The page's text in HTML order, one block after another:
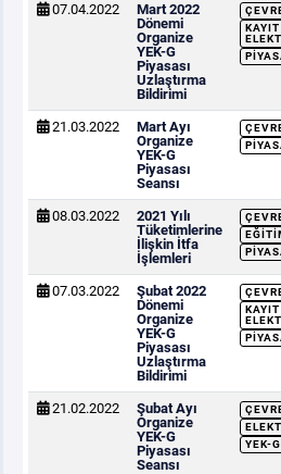
07.04.2022
Mart 2022
Dönemi
Organize
YEK-G
Piyasası
Uzlaştırma
Bildirimi
21.03.2022
Mart Ayı
Organize
YEK-G
Piyasası
Seansı
08.03.2022
2021 Yılı
Tüketimlerine
İlişkin İtfa
İşlemleri
07.03.2022
Şubat 2022
Dönemi
Organize
YEK-G
Piyasası
Uzlaştırma
Bildirimi
21.02.2022
Şubat Ayı
Organize
YEK-G
Piyasası
Seansı
YEK-G